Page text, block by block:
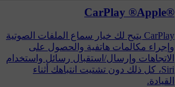
®CarPlay ®Apple
CarPlay يتيح لك خيار سماع الملفات الصوتية
وإجراء مكالمات هاتفية والحصول على
الاتجاهات وإرسال/استقبال رسائل واستخدام
Siri، كل ذلك دون تشتيت انتباهك أثناء
القيادة.